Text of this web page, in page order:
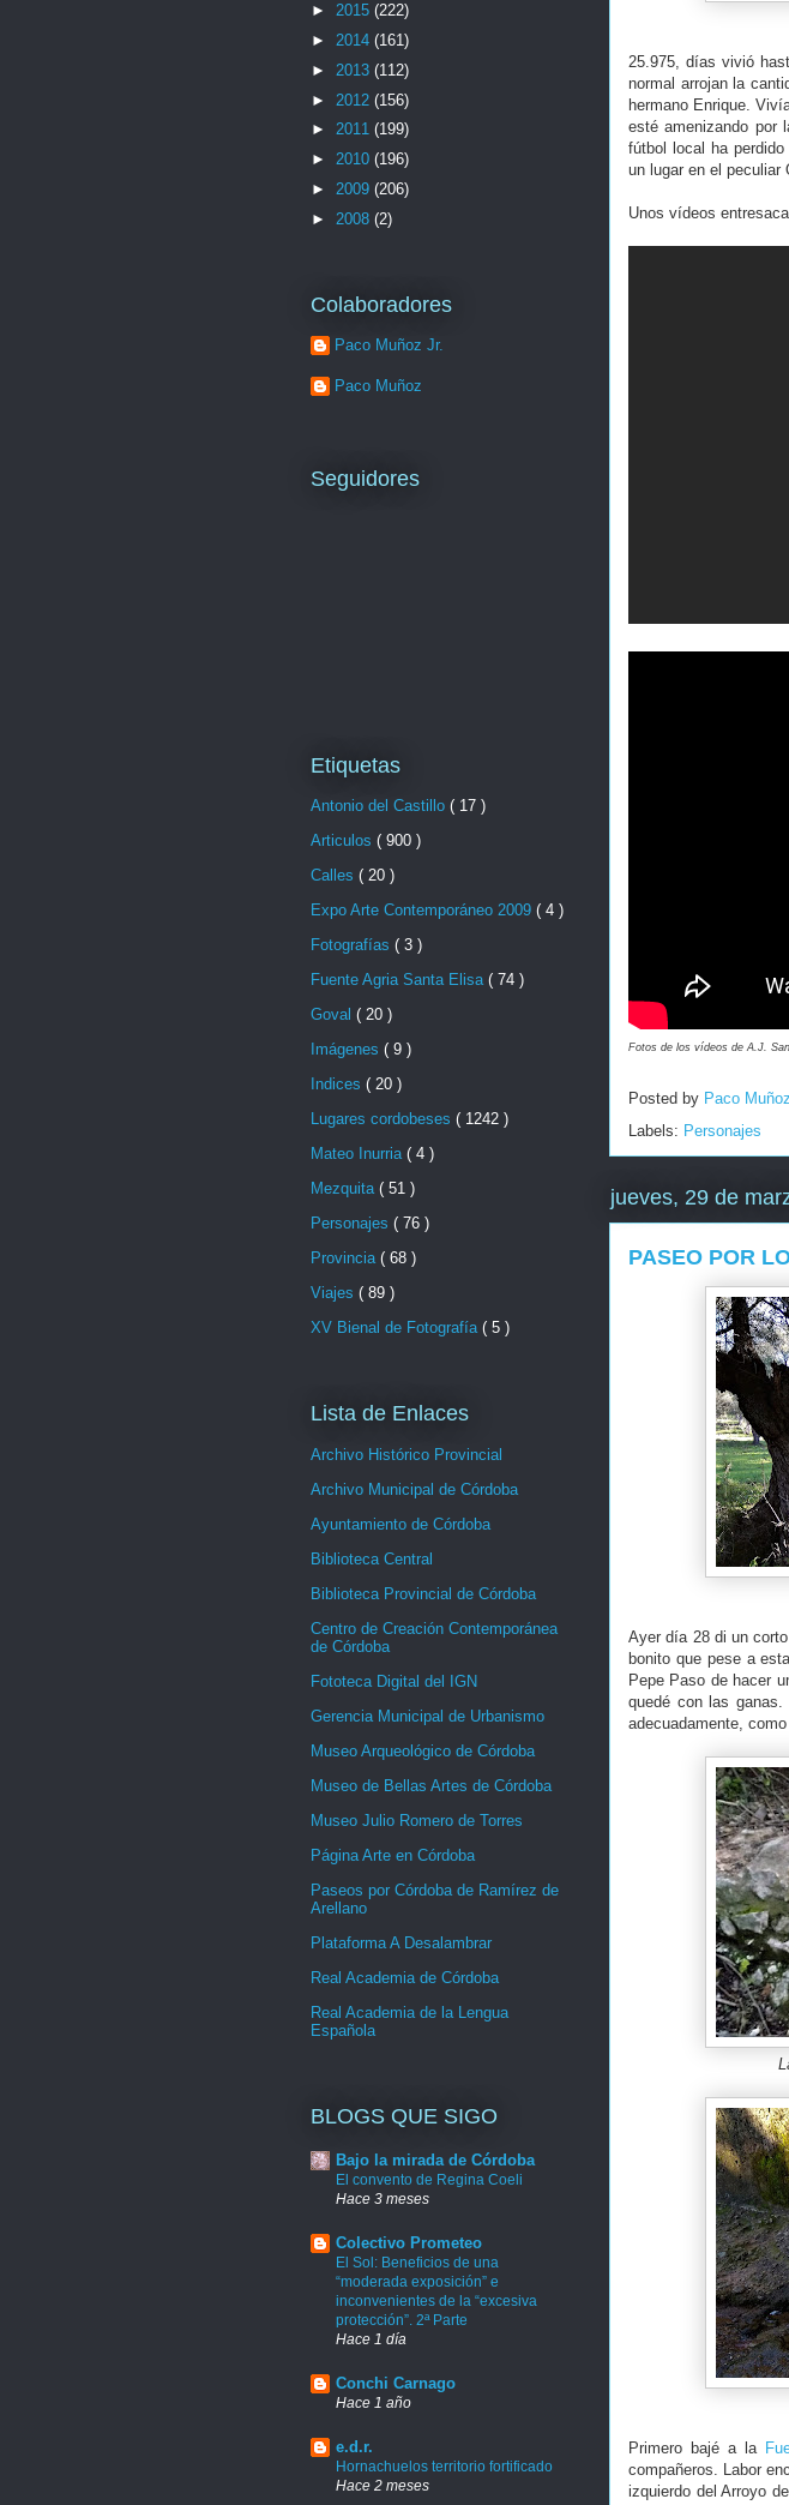
25.975, días vivió
normal arrojan la
hermano Enrique.
esté amenizando por
fútbol local ha
un lugar en el peculiar
Unos vídeos
Fotos de los vídeos de A.J.
Posted by Paco Muñoz
Labels: Personajes
jueves, 29 de
PASEO POR
Ayer día 28 di un
bonito que pese a
Pepe Paso de hacer
quedé con las
adecuadamente,
Primero bajé a la
compañeros. Labor
izquierdo del Arroyo
► 2015 (222)
► 2014 (161)
► 2013 (112)
► 2012 (156)
► 2011 (199)
► 2010 (196)
► 2009 (206)
► 2008 (2)
Colaboradores
Paco Muñoz Jr.
Paco Muñoz
Seguidores
Etiquetas
Antonio del Castillo ( 17 )
Articulos ( 900 )
Calles ( 20 )
Expo Arte Contemporáneo 2009 ( 4 )
Fotografías ( 3 )
Fuente Agria Santa Elisa ( 74 )
Goval ( 20 )
Imágenes ( 9 )
Indices ( 20 )
Lugares cordobeses ( 1242 )
Mateo Inurria ( 4 )
Mezquita ( 51 )
Personajes ( 76 )
Provincia ( 68 )
Viajes ( 89 )
XV Bienal de Fotografía ( 5 )
Lista de Enlaces
Archivo Histórico Provincial
Archivo Municipal de Córdoba
Ayuntamiento de Córdoba
Biblioteca Central
Biblioteca Provincial de Córdoba
Centro de Creación Contemporánea
de Córdoba
Fototeca Digital del IGN
Gerencia Municipal de Urbanismo
Museo Arqueológico de Córdoba
Museo de Bellas Artes de Córdoba
Museo Julio Romero de Torres
Página Arte en Córdoba
Paseos por Córdoba de Ramírez de
Arellano
Plataforma A Desalambrar
Real Academia de Córdoba
Real Academia de la Lengua
Española
BLOGS QUE SIGO
Bajo la mirada de Córdoba
El convento de Regina Coeli
Hace 3 meses
Colectivo Prometeo
El Sol: Beneficios de una
“moderada exposición” e
inconvenientes de la “excesiva
protección”. 2ª Parte
Hace 1 día
Conchi Carnago
Hace 1 año
e.d.r.
Hornachuelos territorio fortificado
Hace 2 meses